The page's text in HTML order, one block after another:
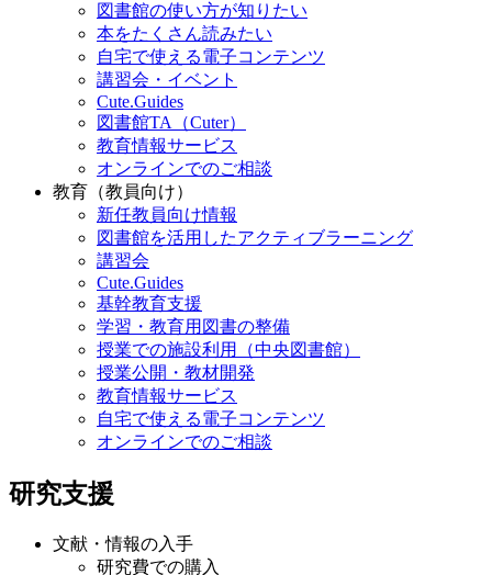
図書館の使い方が知りたい
本をたくさん読みたい
自宅で使える電子コンテンツ
講習会・イベント
Cute.Guides
図書館TA（Cuter）
教育情報サービス
オンラインでのご相談
教育（教員向け）
新任教員向け情報
図書館を活用したアクティブラーニング
講習会
Cute.Guides
基幹教育支援
学習・教育用図書の整備
授業での施設利用（中央図書館）
授業公開・教材開発
教育情報サービス
自宅で使える電子コンテンツ
オンラインでのご相談
研究支援
文献・情報の入手
研究費での購入